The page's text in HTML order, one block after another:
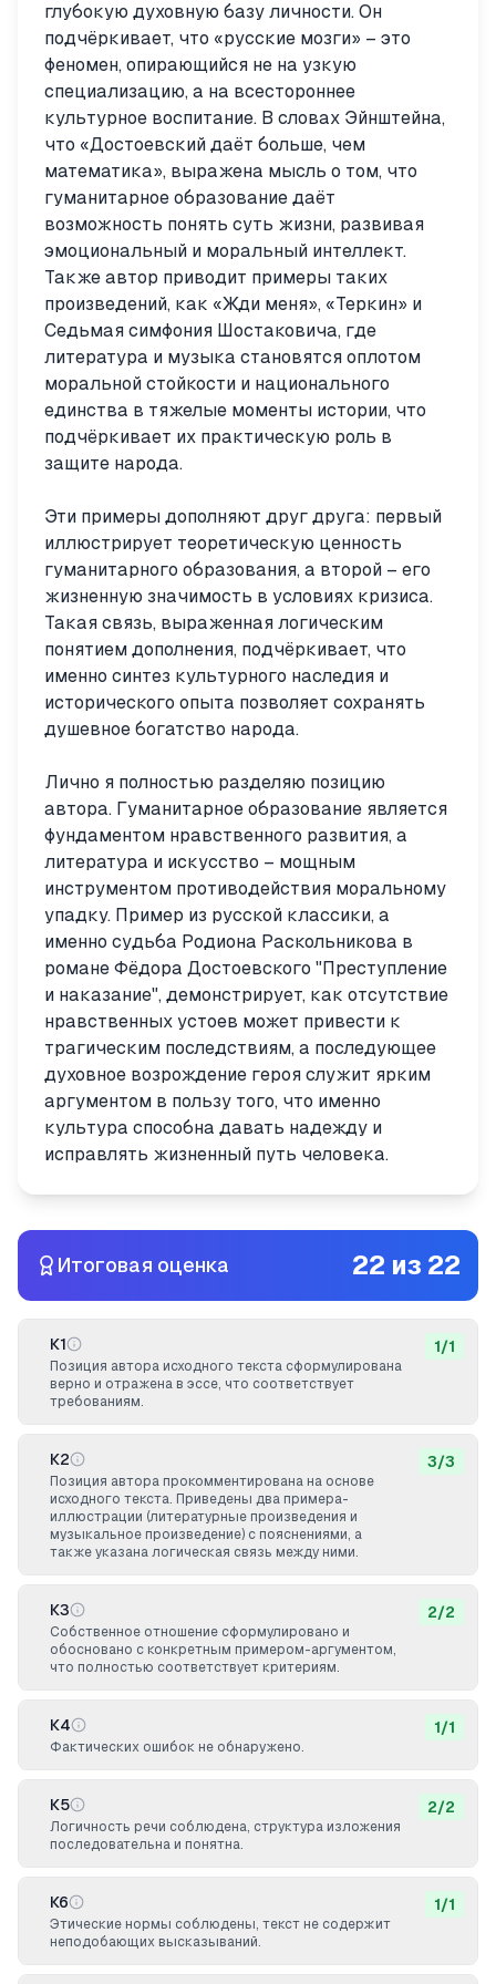
глубокую духовную базу личности. Он
подчёркивает, что «русские мозги» – это
феномен, опирающийся не на узкую
специализацию, а на всестороннее
культурное воспитание. В словах Эйнштейна,
что «Достоевский даёт больше, чем
математика», выражена мысль о том, что
гуманитарное образование даёт
возможность понять суть жизни, развивая
эмоциональный и моральный интеллект.
Также автор приводит примеры таких
произведений, как «Жди меня», «Теркин» и
Седьмая симфония Шостаковича, где
литература и музыка становятся оплотом
моральной стойкости и национального
единства в тяжелые моменты истории, что
подчёркивает их практическую роль в
защите народа.
Эти примеры дополняют друг друга: первый
иллюстрирует теоретическую ценность
гуманитарного образования, а второй – его
жизненную значимость в условиях кризиса.
Такая связь, выраженная логическим
понятием дополнения, подчёркивает, что
именно синтез культурного наследия и
исторического опыта позволяет сохранять
душевное богатство народа.
Лично я полностью разделяю позицию
автора. Гуманитарное образование является
фундаментом нравственного развития, а
литература и искусство – мощным
инструментом противодействия моральному
упадку. Пример из русской классики, а
именно судьба Родиона Раскольникова в
романе Фёдора Достоевского "Преступление
и наказание", демонстрирует, как отсутствие
нравственных устоев может привести к
трагическим последствиям, а последующее
духовное возрождение героя служит ярким
аргументом в пользу того, что именно
культура способна давать надежду и
исправлять жизненный путь человека.
Итоговая оценка 22 из 22
К1
Позиция автора исходного текста сформулирована
верно и отражена в эссе, что соответствует
требованиям.
1/1
К2
Позиция автора прокомментирована на основе
исходного текста. Приведены два примера-
иллюстрации (литературные произведения и
музыкальное произведение) с пояснениями, а
также указана логическая связь между ними.
3/3
К3
Собственное отношение сформулировано и
обосновано с конкретным примером-аргументом,
что полностью соответствует критериям.
2/2
К4
Фактических ошибок не обнаружено.
1/1
К5
Логичность речи соблюдена, структура изложения
последовательна и понятна.
2/2
К6
Этические нормы соблюдены, текст не содержит
неподобающих высказываний.
1/1